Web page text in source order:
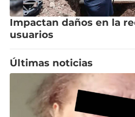
Impactan daños en la
usuarios
Últimas noticias